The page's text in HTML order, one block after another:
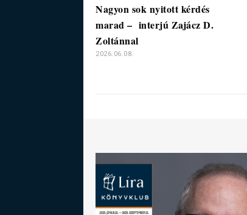
Nagyon sok nyitott kérdés
marad – interjú Zajácz D.
Zoltánnal
2026.06.08.